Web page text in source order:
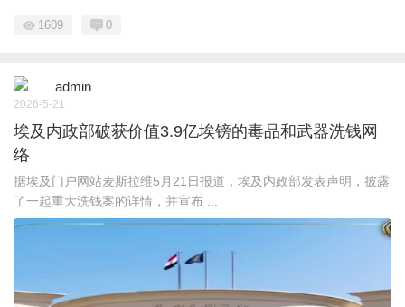
1609 0
admin
2026-5-21
埃及内政部破获价值3.9亿埃镑的毒品和武器洗钱网
络
据埃及门户网站麦斯拉维5月21日报道，埃及内政部发表声明，披露
了一起重大洗钱案的详情，并宣布 ...